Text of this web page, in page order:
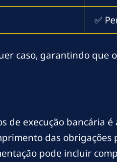
✅
caso, garantindo que
de execução bancária é
das obrigações
pode incluir